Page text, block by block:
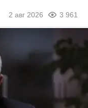
2 авг 2026 3 961